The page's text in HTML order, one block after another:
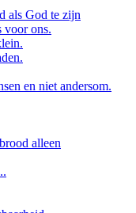
als God te zijn
voor ons.
en niet andersom.
alleen